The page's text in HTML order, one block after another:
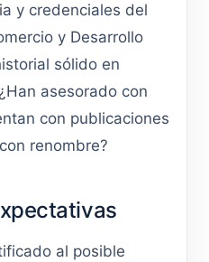
y credenciales del
y Desarrollo
sólido en
asesorado con
con publicaciones
renombre?
al posible